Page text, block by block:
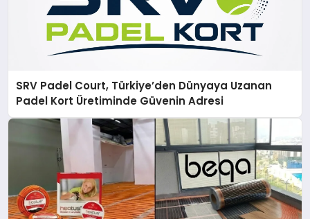
SRV Padel Court, Türkiye’den Dünyaya Uzanan
Padel Kort Üretiminde Güvenin Adresi